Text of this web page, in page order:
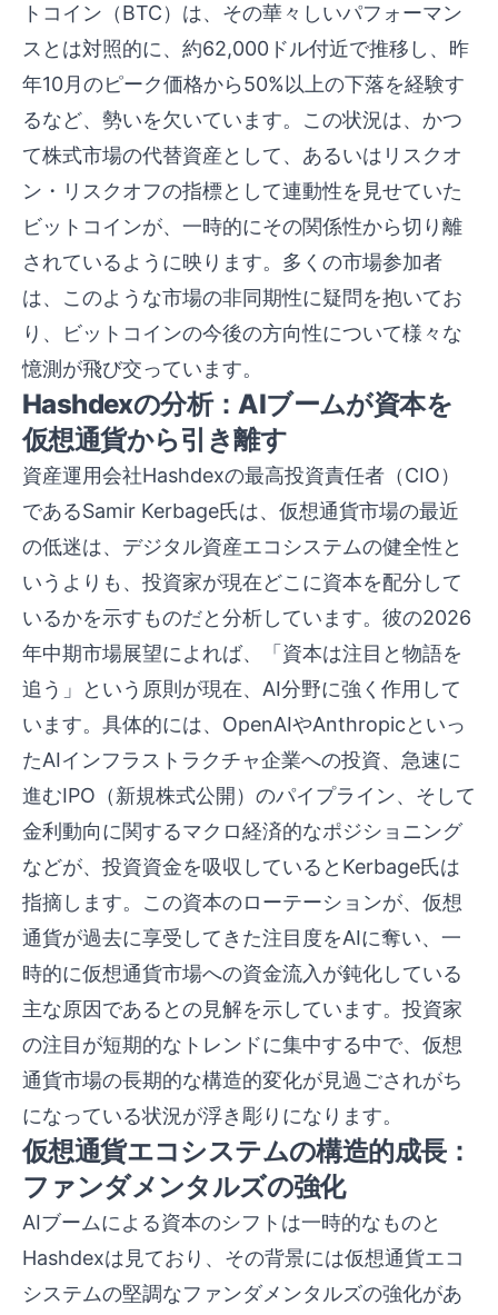
トコイン（BTC）は、その華々しいパフォーマン
スとは対照的に、約62,000ドル付近で推移し、昨
年10月のピーク価格から50%以上の下落を経験す
るなど、勢いを欠いています。この状況は、かつ
て株式市場の代替資産として、あるいはリスクオ
ン・リスクオフの指標として連動性を見せていた
ビットコインが、一時的にその関係性から切り離
されているように映ります。多くの市場参加者
は、このような市場の非同期性に疑問を抱いてお
り、ビットコインの今後の方向性について様々な
憶測が飛び交っています。
Hashdexの分析：AIブームが資本を
仮想通貨から引き離す
資産運用会社Hashdexの最高投資責任者（CIO）
であるSamir Kerbage氏は、仮想通貨市場の最近
の低迷は、デジタル資産エコシステムの健全性と
いうよりも、投資家が現在どこに資本を配分して
いるかを示すものだと分析しています。彼の2026
年中期市場展望によれば、「資本は注目と物語を
追う」という原則が現在、AI分野に強く作用して
います。具体的には、OpenAIやAnthropicといっ
たAIインフラストラクチャ企業への投資、急速に
進むIPO（新規株式公開）のパイプライン、そして
金利動向に関するマクロ経済的なポジショニング
などが、投資資金を吸収しているとKerbage氏は
指摘します。この資本のローテーションが、仮想
通貨が過去に享受してきた注目度をAIに奪い、一
時的に仮想通貨市場への資金流入が鈍化している
主な原因であるとの見解を示しています。投資家
の注目が短期的なトレンドに集中する中で、仮想
通貨市場の長期的な構造的変化が見過ごされがち
になっている状況が浮き彫りになります。
仮想通貨エコシステムの構造的成長：
ファンダメンタルズの強化
AIブームによる資本のシフトは一時的なものと
Hashdexは見ており、その背景には仮想通貨エコ
システムの堅調なファンダメンタルズの強化があ